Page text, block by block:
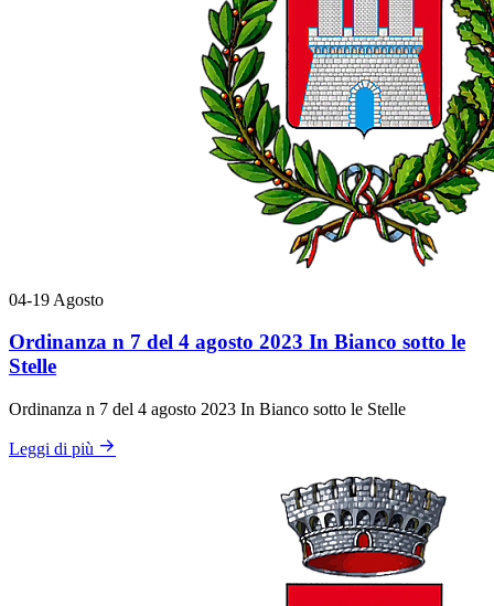
04-19 Agosto
Ordinanza n 7 del 4 agosto 2023 In Bianco sotto le
Stelle
Ordinanza n 7 del 4 agosto 2023 In Bianco sotto le Stelle
Leggi di più